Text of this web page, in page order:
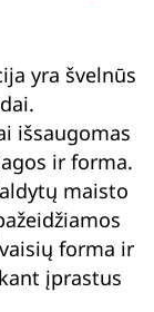
yra švelnūs
išsaugomas
ir forma.
maisto
forma ir
įprastus